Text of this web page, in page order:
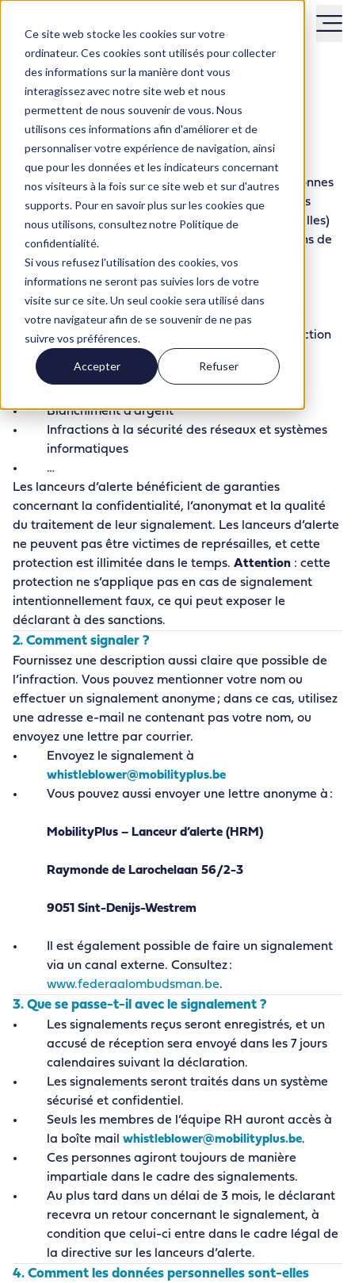
Ce site web stocke les cookies sur votre
ordinateur. Ces cookies sont utilisés pour collecter
des informations sur la manière dont vous
interagissez avec notre site web et nous
permettent de nous souvenir de vous. Nous
utilisons ces informations afin d'améliorer et de
personnaliser votre expérience de navigation, ainsi
que pour les données et les indicateurs concernant
nos visiteurs à la fois sur ce site web et sur d'autres
supports. Pour en savoir plus sur les cookies que
nous utilisons, consultez notre Politique de
confidentialité.
Si vous refusez l'utilisation des cookies, vos
informations ne seront pas suivies lors de votre
visite sur ce site. Un seul cookie sera utilisé dans
votre navigateur afin de se souvenir de ne pas
suivre vos préférences.
Accepter Refuser
Point de signalement
1. Objectif
Ce point de signalement permet à toutes les personnes
en contact avec MobilityPlus dans le cadre de leurs
activités professionnelles de signaler des (potentielles)
infractions. En général, cela concerne des violations de
la législation, notamment :
Fraude
Corruption
Infractions à la législation environnementale
Non-respect des règles en matière de protection
des données personnelles
Violations du droit du travail
Blanchiment d’argent
Infractions à la sécurité des réseaux et systèmes
informatiques
…
Les lanceurs d’alerte bénéficient de garanties
concernant la confidentialité, l’anonymat et la qualité
du traitement de leur signalement. Les lanceurs d’alerte
ne peuvent pas être victimes de représailles, et cette
protection est illimitée dans le temps.Attention : cette
protection ne s’applique pas en cas de signalement
intentionnellement faux, ce qui peut exposer le
déclarant à des sanctions.
2. Comment signaler ?
Fournissez une description aussi claire que possible de
l’infraction. Vous pouvez mentionner votre nom ou
effectuer un signalement anonyme ; dans ce cas, utilisez
une adresse e-mail ne contenant pas votre nom, ou
envoyez une lettre par courrier.
Envoyez le signalement à
whistleblower@mobilityplus.be
Vous pouvez aussi envoyer une lettre anonyme à :
MobilityPlus – Lanceur d’alerte (HRM)
Raymonde de Larochelaan 56/2-3
9051 Sint-Denijs-Westrem
Il est également possible de faire un signalement
via un canal externe. Consultez :
www.federaalombudsman.be.
3. Que se passe-t-il avec le signalement ?
Les signalements reçus seront enregistrés, et un
accusé de réception sera envoyé dans les 7 jours
calendaires suivant la déclaration.
Les signalements seront traités dans un système
sécurisé et confidentiel.
Seuls les membres de l’équipe RH auront accès à
la boîte mailwhistleblower@mobilityplus.be.
Ces personnes agiront toujours de manière
impartiale dans le cadre des signalements.
Au plus tard dans un délai de 3 mois, le déclarant
recevra un retour concernant le signalement, à
condition que celui-ci entre dans le cadre légal de
la directive sur les lanceurs d’alerte.
4. Comment les données personnelles sont-elles